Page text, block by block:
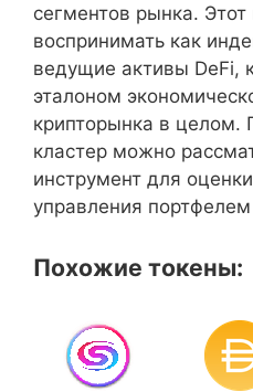
сегментов рынка.
воспринимать как
ведущие активы DeFi,
эталоном
крипторынка в целом.
кластер можно
инструмент для
управления портфелем
Похожие токены: